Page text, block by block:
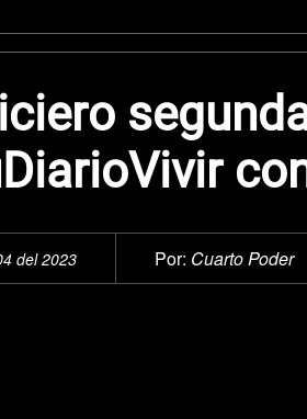
del 2023 Por: Cuarto Poder